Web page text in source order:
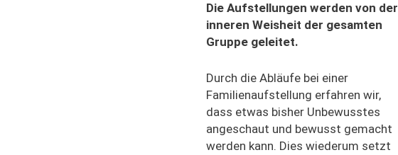
Die Aufstellungen werden von der
inneren Weisheit der gesamten
Gruppe geleitet.
Durch die Abläufe bei einer
Familienaufstellung erfahren wir,
dass etwas bisher Unbewusstes
angeschaut und bewusst gemacht
werden kann. Dies wiederum setzt